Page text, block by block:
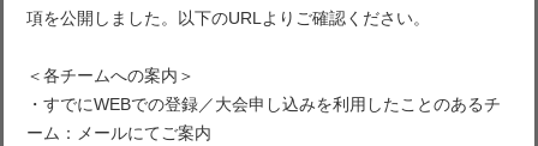
項を公開しました。以下のURLよりご確認ください。
＜各チームへの案内＞
・すでにWEBでの登録／大会申し込みを利用したことのあるチ
ーム：メールにてご案内